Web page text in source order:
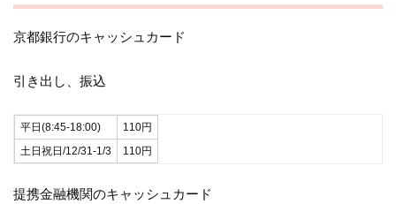
京都銀行のキャッシュカード
引き出し、振込
平日(8:45-18:00)
110円
土日祝日/12/31-1/3
110円
提携金融機関のキャッシュカード